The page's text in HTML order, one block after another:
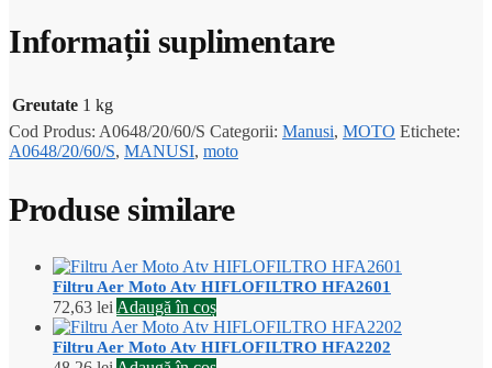
Informații suplimentare
Greutate 1 kg
Cod Produs: A0648/20/60/S Categorii: Manusi, MOTO Etichete:
A0648/20/60/S, MANUSI, moto
Produse similare
Filtru Aer Moto Atv HIFLOFILTRO HFA2601
72,63 lei Adaugă în coș
Filtru Aer Moto Atv HIFLOFILTRO HFA2202